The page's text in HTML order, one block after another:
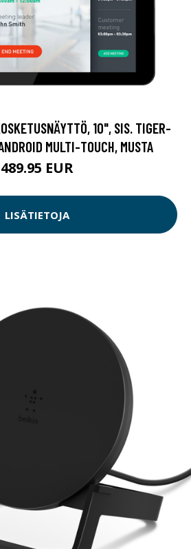
10", SIS. TIGER-
MULTI-TOUCH, MUSTA
489.95 EUR
LISÄTIETOJA